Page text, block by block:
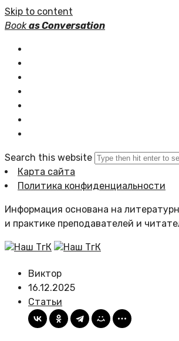
Skip to content
Bookas Conversation
Search this website
Карта сайта
Политика конфиденциальности
Информация основана на
и практике преподавателей и
Наш ТгК Наш ТгК
Виктор
16.12.2025
Статьи